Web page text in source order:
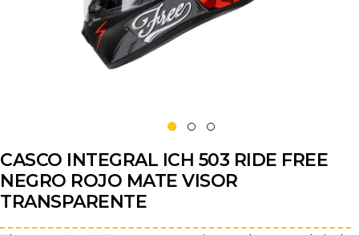
CASCO INTEGRAL ICH 503 RIDE FREE
NEGRO ROJO MATE VISOR
TRANSPARENTE